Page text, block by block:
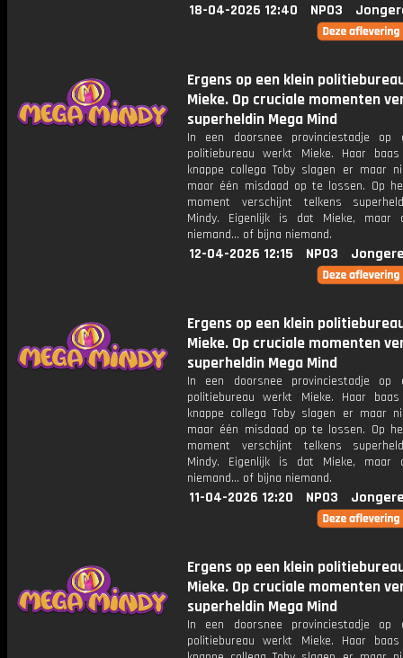
18-04-2026 12:40 NPO3
Ergens op een klein
Mieke. Op cruciale momenten
superheldin Mega Mind
In een doorsnee provinciestadje op
politiebureau werkt Mieke. Haar
knappe collega Toby slagen er maar
maar één misdaad op te lossen. Op
moment verschijnt telkens
Mindy. Eigenlijk is dat Mieke, maar
niemand... of bijna niemand.
12-04-2026 12:15 NPO3
Ergens op een klein
Mieke. Op cruciale momenten
superheldin Mega Mind
In een doorsnee provinciestadje op
politiebureau werkt Mieke. Haar
knappe collega Toby slagen er maar
maar één misdaad op te lossen. Op
moment verschijnt telkens
Mindy. Eigenlijk is dat Mieke, maar
niemand... of bijna niemand.
11-04-2026 12:20 NPO3
Ergens op een klein
Mieke. Op cruciale momenten
superheldin Mega Mind
In een doorsnee provinciestadje op
politiebureau werkt Mieke. Haar